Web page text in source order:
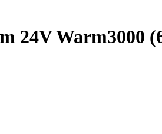
24V Warm3000